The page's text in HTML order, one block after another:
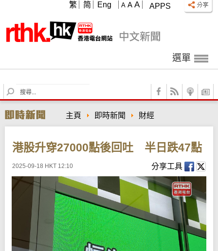
APPS
A A A
繁 简 Eng
選單
S
e
r
c
主頁 即時新聞 財經
港股升穿27000點後回吐 半日跌47點
2025-09-18 HKT 12:10 分享工具